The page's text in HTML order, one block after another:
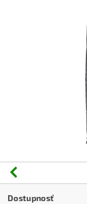
Dostupnosť